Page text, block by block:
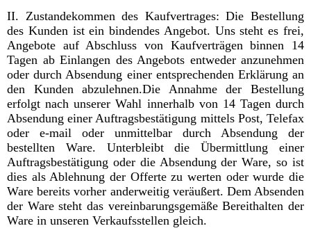
II. Zustandekommen des Kaufvertrages: Die Bestellung
des Kunden ist ein bindendes Angebot. Uns steht es frei,
Angebote auf Abschluss von Kaufverträgen binnen 14
Tagen ab Einlangen des Angebots entweder anzunehmen
oder durch Absendung einer entsprechenden Erklärung an
den Kunden abzulehnen.Die Annahme der Bestellung
erfolgt nach unserer Wahl innerhalb von 14 Tagen durch
Absendung einer Auftragsbestätigung mittels Post, Telefax
oder e-mail oder unmittelbar durch Absendung der
bestellten Ware. Unterbleibt die Übermittlung einer
Auftragsbestätigung oder die Absendung der Ware, so ist
dies als Ablehnung der Offerte zu werten oder wurde die
Ware bereits vorher anderweitig veräußert. Dem Absenden
der Ware steht das vereinbarungsgemäße Bereithalten der
Ware in unseren Verkaufsstellen gleich.